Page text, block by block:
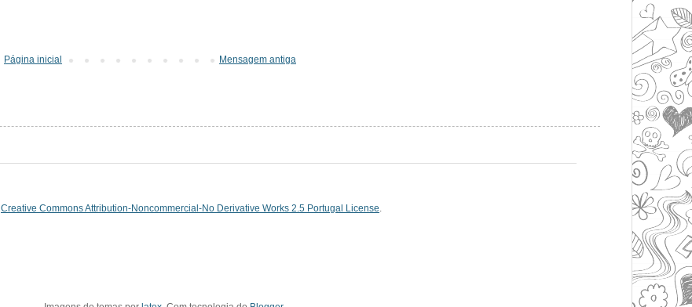
Mensagem antiga
Página inicial
Creative Commons Attribution-Noncommercial-No Derivative Works 2.5 Portugal License.